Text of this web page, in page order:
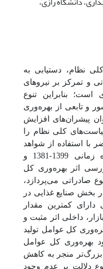
نظام، دستیابی به
و تمرکز بر نیروهای
است؛ بنابراین تنوع
و تابعی از بهره‌وری
پیشران‌های افزایش
کلی نظام را
با استفاده از شواهد
آماری زیربخش‌های صنعتی طی دوره زمانی 1399-1381 و
اثر بهره‌وری کل
صادراتی می‌پردازد،
بخش صنایع غذایی در
دارای کمترین مقدار
داخلی اثر مثبت و
کل عوامل تولید
بهره‌وری کل عوامل
بزرگ‌تر منجر به کاهش
دلالت بر عدم وجود